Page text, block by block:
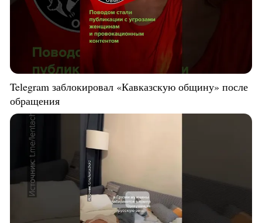
Telegram заблокировал «Кавказскую общину» после
обращения